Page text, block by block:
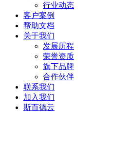
行业动态
客户案例
帮助文档
关于我们
发展历程
荣誉资质
旗下品牌
合作伙伴
联系我们
加入我们
斯百德云